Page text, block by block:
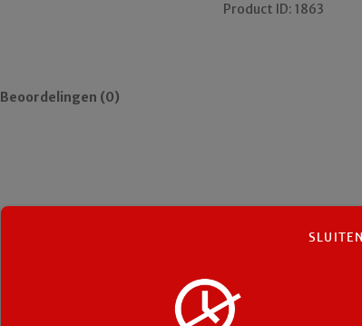
Product ID: 1863
Beoordelingen (0)
Gerelateerde producten
SLUITEN